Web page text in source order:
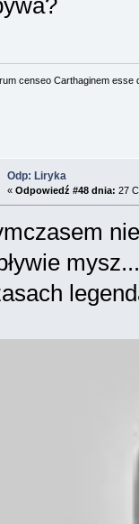
censeo Carthaginem esse
Odp: Liryka
« Odpowiedź #48 dnia: 27